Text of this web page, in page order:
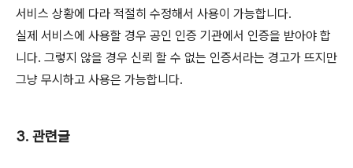
서비스 상황에 다라 적절히 수정해서 사용이 가능합니다.
실제 서비스에 사용할 경우 공인 인증 기관에서 인증을 받아야 합
니다. 그렇지 않을 경우 신뢰 할 수 없는 인증서라는 경고가 뜨지만
그냥 무시하고 사용은 가능합니다.
3. 관련글